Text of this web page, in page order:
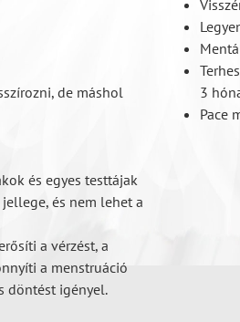
de máshol
és egyes testtájak
és nem lehet a
a vérzést, a
a menstruáció
döntést igényel.
3
Pace